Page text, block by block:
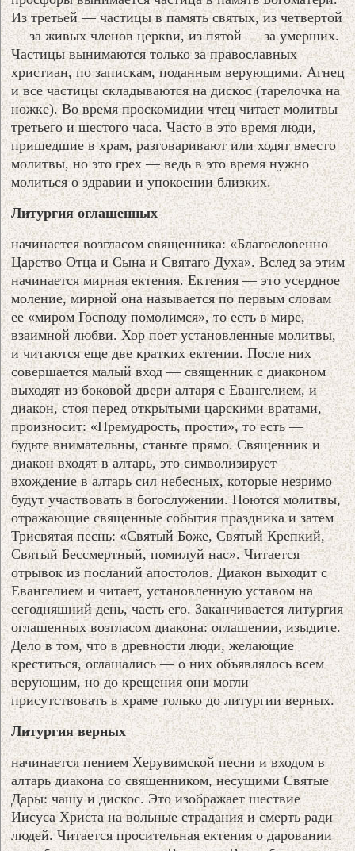
Из третьей — частицы в память святых, из четвертой
— за живых членов церкви, из пятой — за умерших.
Частицы вынимаются только за православных
христиан, по запискам, поданным верующими. Агнец
и все частицы складываются на дискос (тарелочка на
ножке). Во время проскомидии чтец читает молитвы
третьего и шестого часа. Часто в это время люди,
пришедшие в храм, разговаривают или ходят вместо
молитвы, но это грех — ведь в это время нужно
молиться о здравии и упокоении близких.
Литургия оглашенных
начинается возгласом священника: «Благословенно
Царство Отца и Сына и Святаго Духа». Вслед за этим
начинается мирная ектения. Ектения — это усердное
моление, мирной она называется по первым словам
ее «миром Господу помолимся», то есть в мире,
взаимной любви. Хор поет установленные молитвы,
и читаются еще две кратких ектении. После них
совершается малый вход — священник с диаконом
выходят из боковой двери алтаря с Евангелием, и
диакон, стоя перед открытыми царскими вратами,
произносит: «Премудрость, прости», то есть —
будьте внимательны, станьте прямо. Священник и
диакон входят в алтарь, это символизирует
вхождение в алтарь сил небесных, которые незримо
будут участвовать в богослужении. Поются молитвы,
отражающие священные события праздника и затем
Трисвятая песнь: «Святый Боже, Святый Крепкий,
Святый Бессмертный, помилуй нас». Читается
отрывок из посланий апостолов. Диакон выходит с
Евангелием и читает, установленную уставом на
сегодняшний день, часть его. Заканчивается литургия
оглашенных возгласом диакона: оглашении, изыдите.
Дело в том, что в древности люди, желающие
креститься, оглашались — о них объявлялось всем
верующим, но до крещения они могли
присутствовать в храме только до литургии верных.
Литургия верных
начинается пением Херувимской песни и входом в
алтарь диакона со священником, несущими Святые
Дары: чашу и дискос. Это изображает шествие
Иисуса Христа на вольные страдания и смерть ради
людей. Читается просительная ектения о даровании